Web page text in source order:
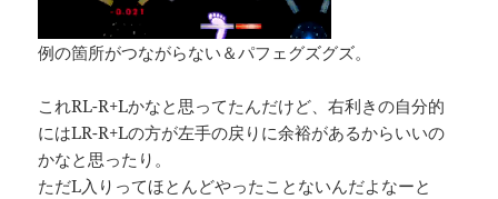
例の箇所がつながらない＆パフェグズグズ。
これRL-R+Lかなと思ってたんだけど、右利きの自分的
にはLR-R+Lの方が左手の戻りに余裕があるからいいの
かなと思ったり。
ただL入りってほとんどやったことないんだよなーと